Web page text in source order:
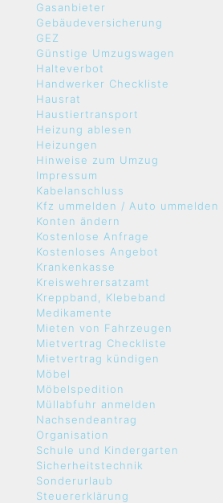
Gasanbieter
Gebäudeversicherung
GEZ
Günstige Umzugswagen
Halteverbot
Handwerker Checkliste
Hausrat
Haustiertransport
Heizung ablesen
Heizungen
Hinweise zum Umzug
Impressum
Kabelanschluss
Kfz ummelden / Auto ummelden
Konten ändern
Kostenlose Anfrage
Kostenloses Angebot
Krankenkasse
Kreiswehrersatzamt
Kreppband, Klebeband
Medikamente
Mieten von Fahrzeugen
Mietvertrag Checkliste
Mietvertrag kündigen
Möbel
Möbelspedition
Müllabfuhr anmelden
Nachsendeantrag
Organisation
Schule und Kindergarten
Sicherheitstechnik
Sonderurlaub
Steuererklärung